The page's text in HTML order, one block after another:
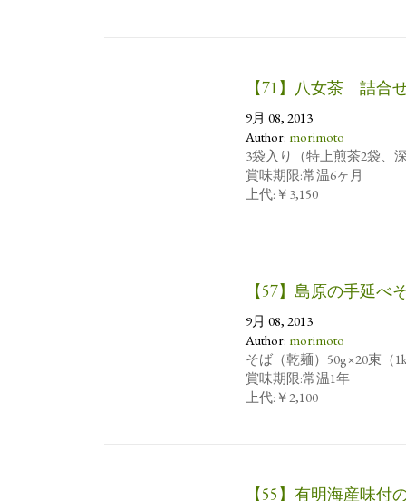
【71】八女茶 詰合
9月 08, 2013
Author: morimoto
3袋入り（特上煎茶2袋、
賞味期限:常温6ヶ月
上代:￥3,150
【57】島原の手延
9月 08, 2013
Author: morimoto
そば（乾麺）50g×20束（
賞味期限:常温1年
上代:￥2,100
【55】有明海産味付